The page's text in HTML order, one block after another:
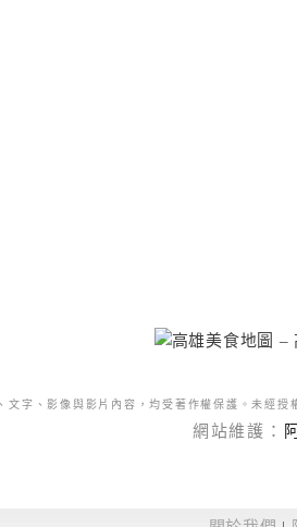
字、影像與影片內容，均受著作權保護。未經
網站維護：